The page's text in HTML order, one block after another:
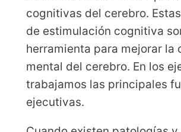
cognitivas del cerebro.
de estimulación cognitiva
herramienta para mejorar la
mental del cerebro. En los
trabajamos las principales
ejecutivas.